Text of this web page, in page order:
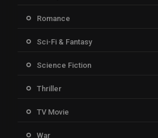
Romance
Sci-Fi & Fantasy
Science Fiction
Thriller
TV Movie
War